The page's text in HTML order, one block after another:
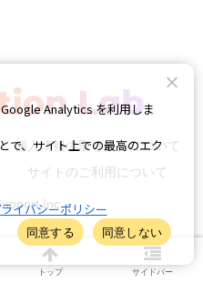
個人情報の取り扱いについて
サイトのご利用について
Inc.
トップ サイドバー
Analytics を利用しま
で、サイト上での最高のエク
イバシーポリシー
同意する 同意しない